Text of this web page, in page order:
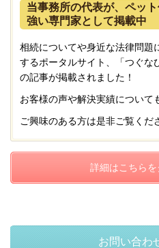
当事務所の代表が、ペッ
強い専門家として掲載中
相続についてや身近な法律問題
するポータルサイト、「つぐな
の記事が掲載されました！
お客様の声や解決実績について
ご興味のある方は是非ご覧くだ
詳細はこちらを
お問い合わ